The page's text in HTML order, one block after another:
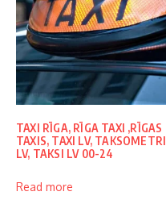
TAXI RĪGA, RĪGA TAXI ,RĪGAS
TAXIS, TAXI LV, TAKSOMETRI
LV, TAKSI LV 00-24
Read more